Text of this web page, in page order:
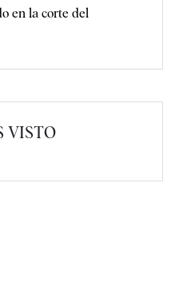
en la corte del
VISTO